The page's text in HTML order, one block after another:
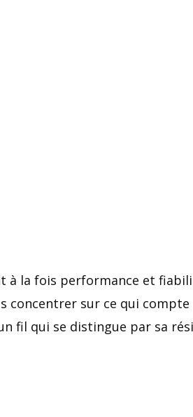
à la fois performance et
concentrer sur ce qui compte
fil qui se distingue par sa